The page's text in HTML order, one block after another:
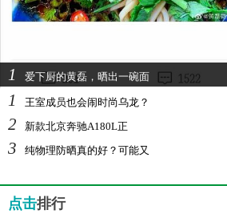
1 爱下厨的黄磊，晒出一碗面
1 王室成员也会闹时尚乌龙？
2 新款北京奔驰A180L正
3 纯物理防晒真的好？可能又
点击排行